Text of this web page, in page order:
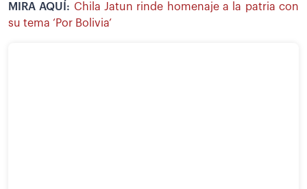
MIRA AQUÍ: Chila Jatun rinde homenaje a la patria con
su tema ‘Por Bolivia’